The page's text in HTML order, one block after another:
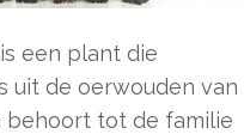
een plant die
uit de oerwouden van
behoort tot de familie